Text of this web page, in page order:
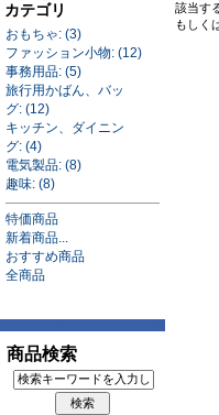
カテゴリ
おもちゃ: (3)
ファッション小物: (12)
事務用品: (5)
旅行用かばん、バッ
グ: (12)
キッチン、ダイニン
グ: (4)
電気製品: (8)
趣味: (8)
特価商品
新着商品...
おすすめ商品
全商品
商品検索
該当す
もしく